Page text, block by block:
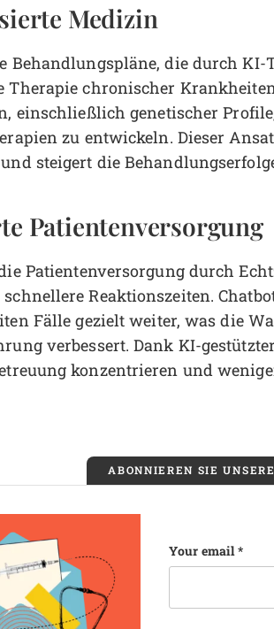
Medizin
Behandlungspläne, die durch
Therapie chronischer
einschließlich genetischer
zu entwickeln. Dieser
steigert die
Patientenversorgung
Patientenversorgung durch
Reaktionszeiten.
Fälle gezielt weiter, was die
verbessert. Dank KI-
konzentrieren und
ABONNIEREN SIE
Name
Your email*